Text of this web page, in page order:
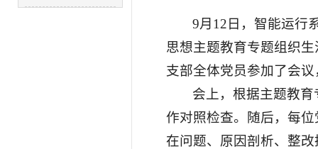
9月12日，智能运行
思想主题教育专题组织
支部全体党员参加了会
会上，根据主题教
作对照检查。随后，每
在问题、原因剖析、整